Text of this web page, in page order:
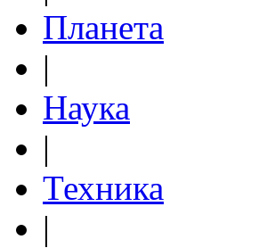
Планета
|
Наука
|
Техника
|